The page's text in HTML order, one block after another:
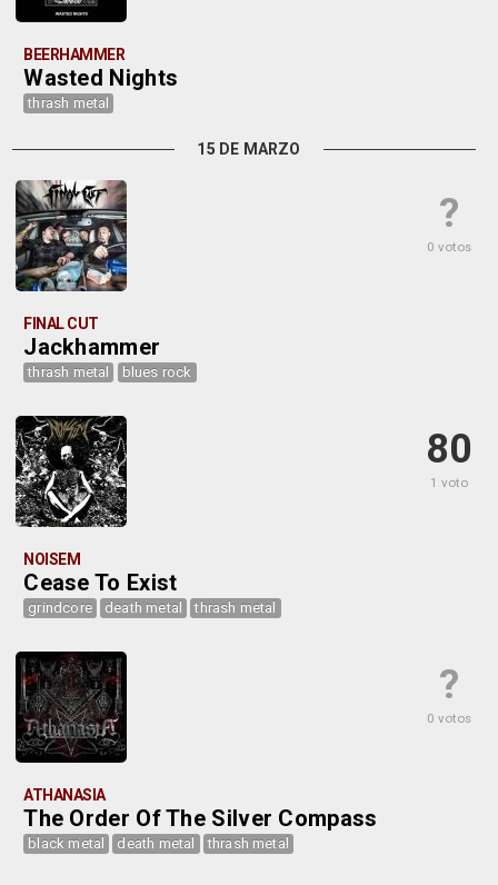
BEERHAMMER
Wasted Nights
thrash metal
15 DE MARZO
?
0 votos
FINAL CUT
Jackhammer
thrash metal blues rock
80
1 voto
NOISEM
Cease To Exist
grindcore death metal thrash metal
?
0 votos
ATHANASIA
The Order Of The Silver Compass
black metal death metal thrash metal